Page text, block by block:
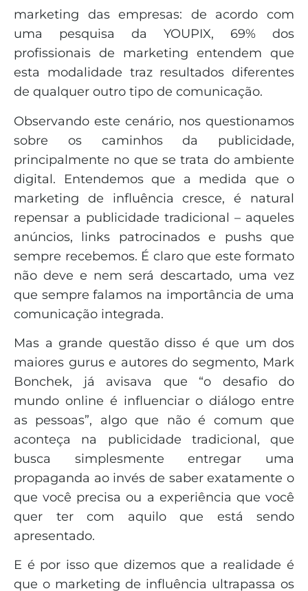
marketing das empresas: de acordo com
uma pesquisa da YOUPIX, 69% dos
profissionais de marketing entendem que
esta modalidade traz resultados diferentes
de qualquer outro tipo de comunicação.
Observando este cenário, nos questionamos
sobre os caminhos da publicidade,
principalmente no que se trata do ambiente
digital. Entendemos que a medida que o
marketing de influência cresce, é natural
repensar a publicidade tradicional – aqueles
anúncios, links patrocinados e pushs que
sempre recebemos. É claro que este formato
não deve e nem será descartado, uma vez
que sempre falamos na importância de uma
comunicação integrada.
Mas a grande questão disso é que um dos
maiores gurus e autores do segmento, Mark
Bonchek, já avisava que “o desafio do
mundo online é influenciar o diálogo entre
as pessoas”, algo que não é comum que
aconteça na publicidade tradicional, que
busca simplesmente entregar uma
propaganda ao invés de saber exatamente o
que você precisa ou a experiência que você
quer ter com aquilo que está sendo
apresentado.
E é por isso que dizemos que a realidade é
que o marketing de influência ultrapassa os